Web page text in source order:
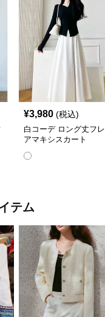
¥3,980 (税込)
白コーデ ロング丈フレ
アマキシスカート
テム